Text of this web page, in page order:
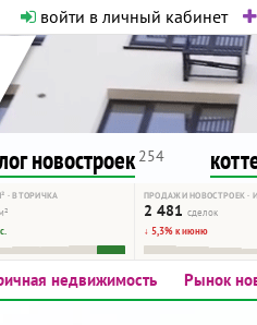
войти в личный кабинет
Никакого шок-
помогает вам.
новостроек 254
· ВТОРИЧКА ПРОДАЖИ НОВОСТРОЕК ·
2 481 сделок
↓ 5,3% к июню
недвижимость Рынок